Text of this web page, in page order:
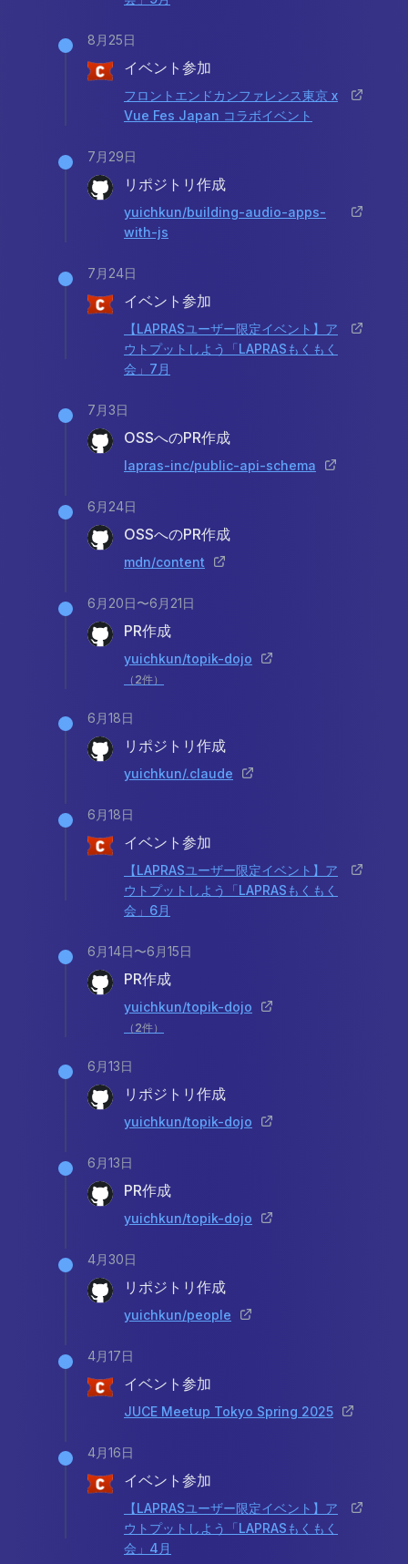
8月25日
イベント参加
フロントエンドカンファレンス東京 x
Vue Fes Japan コラボイベント
7月29日
リポジトリ作成
yuichkun/building-audio-apps-
with-js
7月24日
イベント参加
【LAPRASユーザー限定イベント】ア
ウトプットしよう「LAPRASもくもく
会」7月
7月3日
OSSへのPR作成
lapras-inc/public-api-schema
6月24日
OSSへのPR作成
mdn/content
6月20日〜6月21日
PR作成
yuichkun/topik-dojo
（ 2件）
6月18日
リポジトリ作成
yuichkun/.claude
6月18日
イベント参加
【LAPRASユーザー限定イベント】ア
ウトプットしよう「LAPRASもくもく
会」6月
6月14日〜6月15日
PR作成
yuichkun/topik-dojo
（ 2件）
6月13日
リポジトリ作成
yuichkun/topik-dojo
6月13日
PR作成
yuichkun/topik-dojo
4月30日
リポジトリ作成
yuichkun/people
4月17日
イベント参加
JUCE Meetup Tokyo Spring 2025
4月16日
イベント参加
【LAPRASユーザー限定イベント】ア
ウトプットしよう「LAPRASもくもく
会」4月